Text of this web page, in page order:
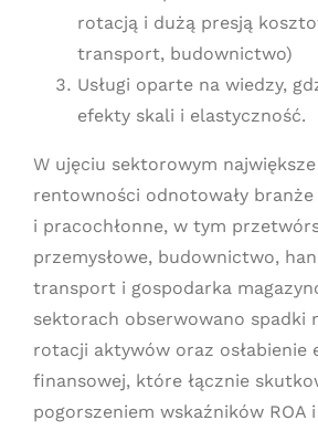
rotacją i dużą presją
transport, budownictwo)
Usługi oparte na wiedzy,
efekty skali i elastyczność.
W ujęciu sektorowym
rentowności odnotowały branże
i pracochłonne, w tym
przemysłowe, budownictwo,
transport i gospodarka
sektorach obserwowano spadki
rotacji aktywów oraz osłabienie
finansowej, które łącznie
pogorszeniem wskaźników ROA